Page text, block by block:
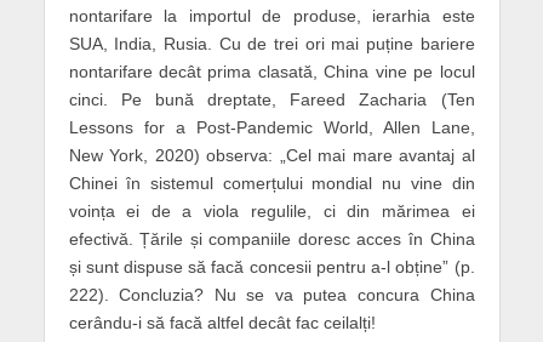
nontarifare la importul de produse, ierarhia este
SUA, India, Rusia. Cu de trei ori mai puține bariere
nontarifare decât prima clasată, China vine pe locul
cinci. Pe bună dreptate, Fareed Zacharia (Ten
Lessons for a Post-Pandemic World, Allen Lane,
New York, 2020) observa: „Cel mai mare avantaj al
Chinei în sistemul comerțului mondial nu vine din
voința ei de a viola regulile, ci din mărimea ei
efectivă. Țările și companiile doresc acces în China
și sunt dispuse să facă concesii pentru a-l obține” (p.
222). Concluzia? Nu se va putea concura China
cerându-i să facă altfel decât fac ceilalți!